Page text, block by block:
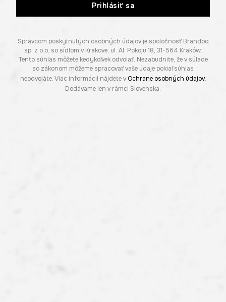
Prihlásiť sa
Správcom poskytnutých osobných údajov je spoločnosť Brandbq
sp. z o.o. so sídlom v Krakove, ul. Al. Pokoju 18, 31-564 Kraków.
Tento súhlas môžete kedykoľvek odvolať. Nezabudnite, že v súlade
so zákonom môžeme spracovať vaše údaje pokiaľ súhlas
neodvoláte. Viac informácií nájdete v Ochrane osobných údajov.
Dodávame len v rámci Slovenska.